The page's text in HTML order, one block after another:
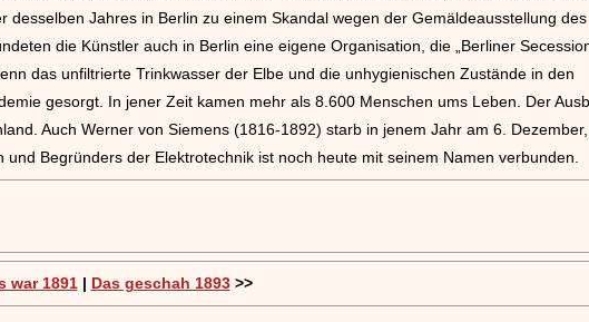
Jahres in Berlin zu einem Skandal wegen der Gemäldeausstellung des
die Künstler auch in Berlin eine eigene Organisation, die „Berliner
das unfiltrierte Trinkwasser der Elbe und die unhygienischen Zustände in den
gesorgt. In jener Zeit kamen mehr als 8.600 Menschen ums Leben. Der
Auch Werner von Siemens (1816-1892) starb in jenem Jahr am 6. Dezember,
Begründers der Elektrotechnik ist noch heute mit seinem Namen verbunden.
war 1891| Das geschah 1893>>